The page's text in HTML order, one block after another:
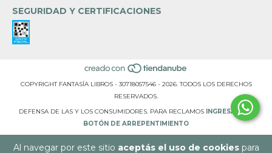
Al navegar por este sitio aceptás el uso de cookiespara
SEGURIDAD Y CERTIFICACIONES
COPYRIGHT FANTASÍA LIBROS - 30718057546 - 2026. TODOS LOS DERECHOS
RESERVADOS.
DEFENSA DE LAS Y LOS CONSUMIDORES. PARA RECLAMOS
INGRESÁ ACÁ.
BOTÓN DE ARREPENTIMIENTO